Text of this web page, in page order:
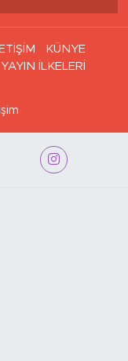
KÜNYE
YAYIN İLKELERİ